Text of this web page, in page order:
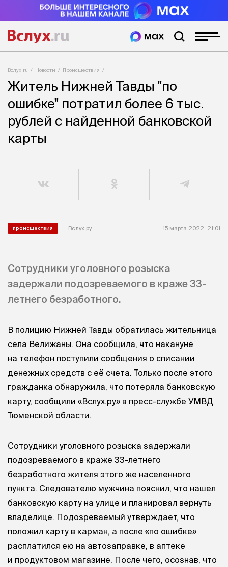
Вслух.ru Новости Происшествия
Житель Нижней Тавды "по
ошибке" потратил более 6 тыс.
рублей с найденной банковской
карты
происшествия Вслух.ру 15 марта 2022, 21:01
Сотрудники уголовного розыска
задержали подозреваемого в краже 33-
летнего безработного.
В полицию Нижней Тавды обратилась жительница
села Велижаны. Она сообщила, что накануне
на телефон поступили сообщения о списании
денежных средств с её счета. Только после этого
гражданка обнаружила, что потеряла банковскую
карту, сообщили «Вслух.ру» в пресс-службе УМВД
Тюменской области.
Сотрудники уголовного розыска задержали
подозреваемого в краже 33-летнего
безработного жителя этого же населенного
пункта. Следователю мужчина пояснил, что нашел
банковскую карту на улице и планировал вернуть
владелице. Подозреваемый утверждает, что
положил карту в карман, а после «по ошибке»
расплатился ею на автозаправке, в аптеке
и продуктовом магазине. После чего, осознав, что